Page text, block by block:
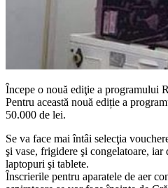
Începe o nouă ediţie a programului
Pentru această nouă ediție a
50.000 de lei.
Se va face mai întâi selecţia
şi vase, frigidere şi congelatoare, iar
laptopuri şi tablete.
Înscrierile pentru aparatele de aer